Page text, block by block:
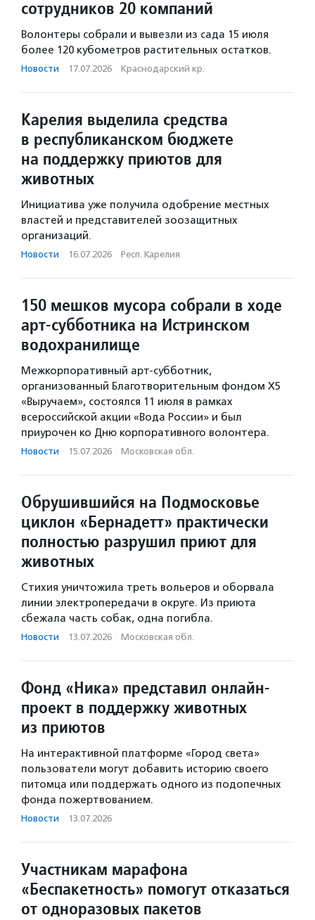
сотрудников 20 компаний
Волонтеры собрали и вывезли из сада 15 июля
более 120 кубометров растительных остатков.
Новости · 17.07.2026 · Краснодарский кр.
Карелия выделила средства
в республиканском бюджете
на поддержку приютов для
животных
Инициатива уже получила одобрение местных
властей и представителей зоозащитных
организаций.
Новости · 16.07.2026 · Респ. Карелия
150 мешков мусора собрали в ходе
арт-субботника на Истринском
водохранилище
Межкорпоративный арт-субботник,
организованный Благотворительным фондом Х5
«Выручаем», состоялся 11 июля в рамках
всероссийской акции «Вода России» и был
приурочен ко Дню корпоративного волонтера.
Новости · 15.07.2026 · Московская обл.
Обрушившийся на Подмосковье
циклон «Бернадетт» практически
полностью разрушил приют для
животных
Стихия уничтожила треть вольеров и оборвала
линии электропередачи в округе. Из приюта
сбежала часть собак, одна погибла.
Новости · 13.07.2026 · Московская обл.
Фонд «Ника» представил онлайн-
проект в поддержку животных
из приютов
На интерактивной платформе «Город света»
пользователи могут добавить историю своего
питомца или поддержать одного из подопечных
фонда пожертвованием.
Новости · 13.07.2026
Участникам марафона
«Беспакетность» помогут отказаться
от одноразовых пакетов